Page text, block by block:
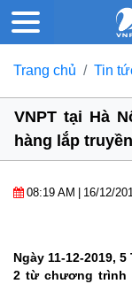
Trang chủ Tin
VNPT tại Hà
hàng lắp
08:19 AM 16/12/
Ngày 11-12-2019,
2 từ chương trình